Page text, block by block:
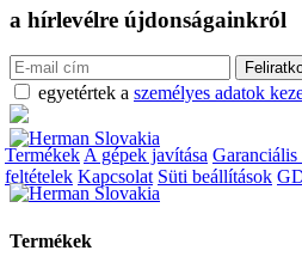
a hírlevélre újdonságainkról
egyetértek a személyes adatok
Termékek A gépek javítása
feltételek Kapcsolat Süti beállítások
Termékek